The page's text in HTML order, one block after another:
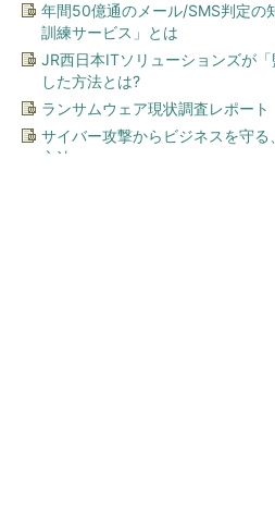
年間50億通のメール/SMS判定の
訓練サービス」とは
JR西日本ITソリューションズが
した方法とは?
ランサムウェア現状調査レポート
サイバー攻撃からビジネスを守
方法